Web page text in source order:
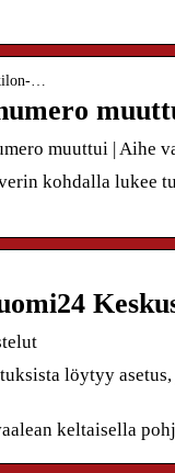
…
muuttui | Aihe
kohdalla lukee
löytyy
keltaisella